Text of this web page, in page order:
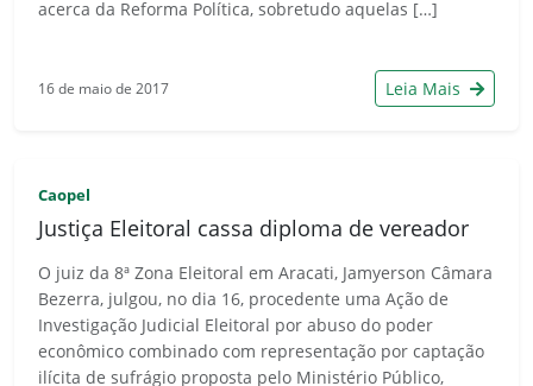
acerca da Reforma Política, sobretudo aquelas […]
16 de maio de 2017 Leia Mais
Caopel
Justiça Eleitoral cassa diploma de vereador
O juiz da 8ª Zona Eleitoral em Aracati, Jamyerson Câmara
Bezerra, julgou, no dia 16, procedente uma Ação de
Investigação Judicial Eleitoral por abuso do poder
econômico combinado com representação por captação
ilícita de sufrágio proposta pelo Ministério Público,